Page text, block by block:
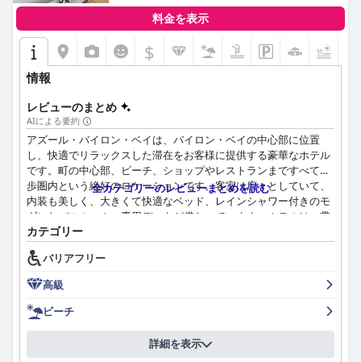
料金を表示
$
情報
レビューのまとめ
AIによる要約
アズール・バイロン・ベイは、バイロン・ベイの中心部に位置
し、快適でリラックスした滞在をお客様に提供する豪華なホテル
です。町の中心部、ビーチ、ショップやレストランまですべて徒
歩圏内という絶好のロケーションです。客室は広々としていて、
内装も美しく、大きくて快適なベッド、レインシャワー付きのモ
ダンなバスルーム、専用デッキが備わっています。ホテルは一貫
して清潔さで高い評価を得ており、客室は非常に清潔でモダンで
あるとお客様は述べています。スタッフはフレンドリーで、親切
で、協力的であり、多くのゲストが滞在中、彼らがどれほど親切
であったかを指摘しています。プールとスパエリアはホテルのハ
イライトであり、美しいバリスタイルのデザインであるとお客様
は述べています。ホテルでは毎朝無料の朝食も提供しています
が、キッチン設備にはいくつかの制限があるかもしれません。全
体として、アズール・バイロン・ベイはバイロン・ベイでの豪華
で快適な滞在をお探しの方に最適な選択肢です。
全カテゴリーのレビューまとめを読む
カテゴリー
バリアフリー
高級
ビーチ
詳細を表示